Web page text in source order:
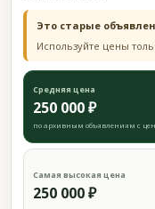
Это старые
Используйте цены
Средняя цена
250 000 ₽
по архивным объявлениям с
Самая высокая цена
250 000 ₽